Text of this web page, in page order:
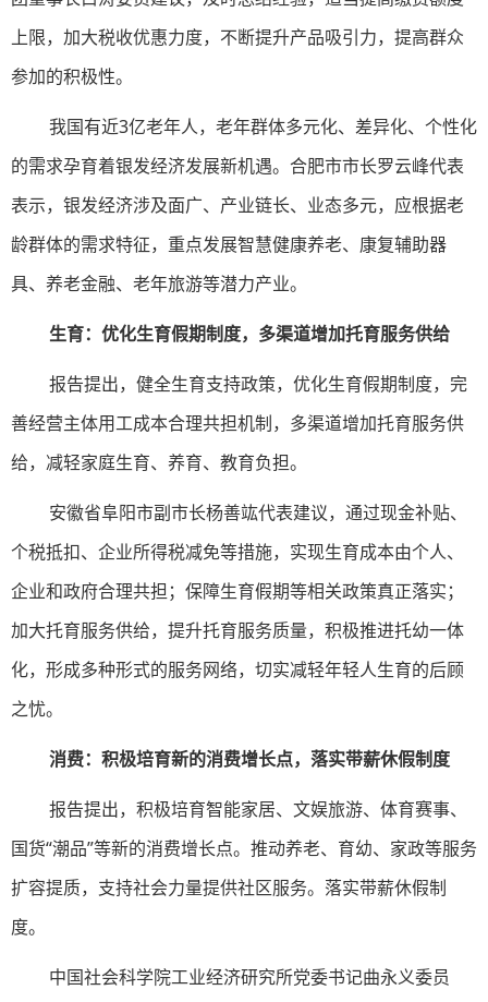
上限，加大税收优惠力度，不断提升产品吸引力，提高群众
参加的积极性。
我国有近3亿老年人，老年群体多元化、差异化、个性化
的需求孕育着银发经济发展新机遇。合肥市市长罗云峰代表
表示，银发经济涉及面广、产业链长、业态多元，应根据老
龄群体的需求特征，重点发展智慧健康养老、康复辅助器
具、养老金融、老年旅游等潜力产业。
生育：优化生育假期制度，多渠道增加托育服务供给
报告提出，健全生育支持政策，优化生育假期制度，完
善经营主体用工成本合理共担机制，多渠道增加托育服务供
给，减轻家庭生育、养育、教育负担。
安徽省阜阳市副市长杨善竑代表建议，通过现金补贴、
个税抵扣、企业所得税减免等措施，实现生育成本由个人、
企业和政府合理共担；保障生育假期等相关政策真正落实；
加大托育服务供给，提升托育服务质量，积极推进托幼一体
化，形成多种形式的服务网络，切实减轻年轻人生育的后顾
之忧。
消费：积极培育新的消费增长点，落实带薪休假制度
报告提出，积极培育智能家居、文娱旅游、体育赛事、
国货“潮品”等新的消费增长点。推动养老、育幼、家政等服务
扩容提质，支持社会力量提供社区服务。落实带薪休假制
度。
中国社会科学院工业经济研究所党委书记曲永义委员